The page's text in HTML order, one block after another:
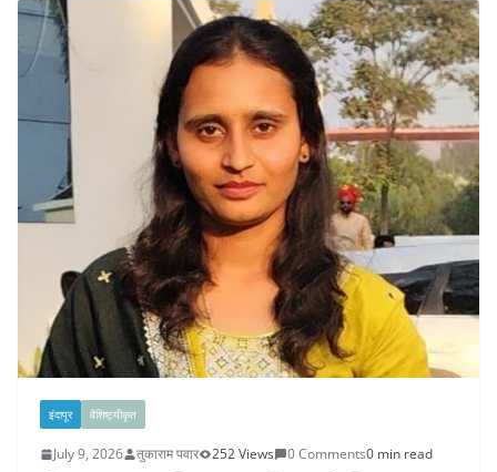
इंदापूर वैशिष्ट्यीकृत
July 9, 2026 तुकाराम पवार 252 Views 0 Comments0 min read